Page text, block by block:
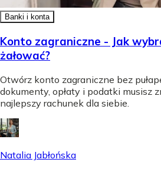
Banki i konta
Konto zagraniczne - Jak
żałować?
Otwórz konto zagraniczne bez
dokumenty, opłaty i podatki musisz
najlepszy rachunek dla siebie.
Natalia Jabłońska